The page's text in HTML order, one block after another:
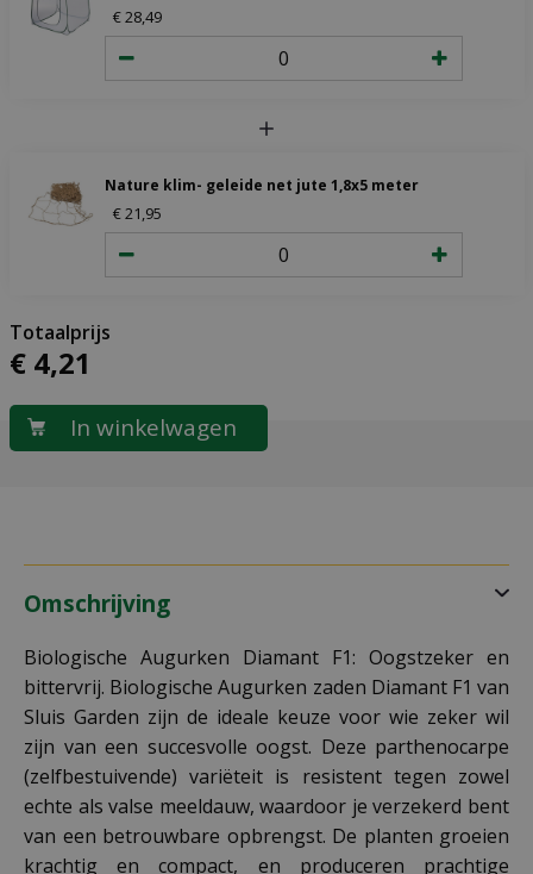
€ 2849
Nature klim- geleide net jute 1,8x5 meter
€ 21 95
€ 4,21
Omschrijving
Biologische Augurken Diamant F1: Oogstzeker en
bittervrij. Biologische Augurken zaden Diamant F1 van
Sluis Garden zijn de ideale keuze voor wie zeker wil
zijn van een succesvolle oogst. Deze parthenocarpe
(zelfbestuivende) variëteit is resistent tegen zowel
echte als valse meeldauw, waardoor je verzekerd bent
van een betrouwbare opbrengst. De planten groeien
krachtig en compact, en produceren prachtige